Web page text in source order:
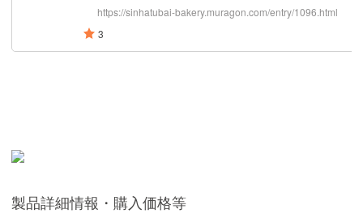
製品詳細情報・購入価格等